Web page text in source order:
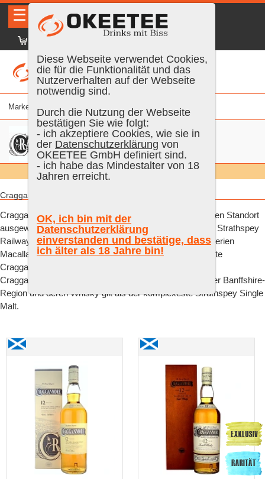
☰ DE EN | Anmelden
Marke % vol. Farbe Inhalt
Suchen: Alle
Cragganmore Speyside Scotch Whisky:
Cragganmore war die erste Destillerie in Schottland, deren Standort
ausgewählt und speziell gebaut wurde, um die Nähe zur Strathspey
Railway zu nutzen. John Smith, der zuvor an den Destillerien
Macallan, Glenlivet und Glenfarclas beteiligt war, gründete
Cragganmore im Jahr 1869.
Cragganmore ist eine der produktivsten Destillerien in der Banffshire-
Region und deren Whisky gilt als der komplexeste Strathspey Single
Malt.
Cragganmore 12 Years Old Speyside Single Malt
Cragganmore 12 Years
Whisky, alte Abfüllung
90er Jahre
Diese Webseite verwendet Cookies,
die für die Funktionalität und das
Nutzerverhalten auf der Webseite
notwendig sind.
Durch die Nutzung der Webseite
bestätigen Sie wie folgt:
- ich akzeptiere Cookies, wie sie in
der Datenschutzerklärung von
OKEETEE GmbH definiert sind.
- ich habe das Mindestalter von 18
Jahren erreicht.
OK, ich bin mit der
Datenschutzerklärung
einverstanden und bestätige, dass
ich älter als 18 Jahre bin!